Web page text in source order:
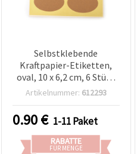
Selbstklebende
Kraftpapier-Etiketten,
oval, 10 x 6,2 cm, 6 Stück
für Basteln &
Artikelnummer: 612293
0.90€ 1-11 Paket
RABATTE
FÜR MENGE